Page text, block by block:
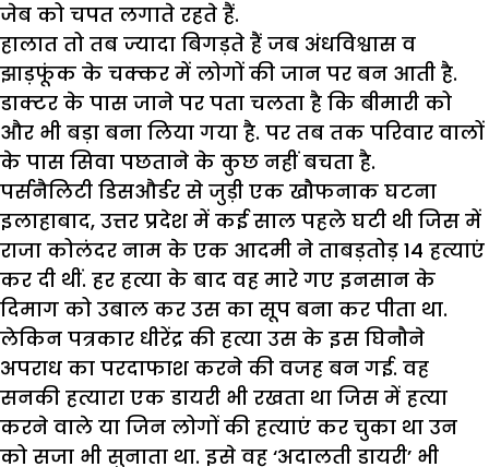
जेब को चपत लगाते रहते हैं.
हालात तो तब ज्यादा बिगड़ते हैं जब अंधविश्वास व
झाड़फूंक के चक्कर में लोगों की जान पर बन आती है.
डाक्टर के पास जाने पर पता चलता है कि बीमारी को
और भी बड़ा बना लिया गया है. पर तब तक परिवार वालों
के पास सिवा पछताने के कुछ नहीं बचता है.
पर्सनैलिटी डिसऔर्डर से जुड़ी एक खौफनाक घटना
इलाहाबाद, उत्तर प्रदेश में कई साल पहले घटी थी जिस में
राजा कोलंदर नाम के एक आदमी ने ताबड़तोड़ 14 हत्याएं
कर दी थीं. हर हत्या के बाद वह मारे गए इनसान के
दिमाग को उबाल कर उस का सूप बना कर पीता था.
लेकिन पत्रकार धीरेंद्र की हत्या उस के इस घिनौने
अपराध का परदाफाश करने की वजह बन गई. वह
सनकी हत्यारा एक डायरी भी रखता था जिस में हत्या
करने वाले या जिन लोगों की हत्याएं कर चुका था उन
को सजा भी सुनाता था. इसे वह ‘अदालती डायरी’ भी